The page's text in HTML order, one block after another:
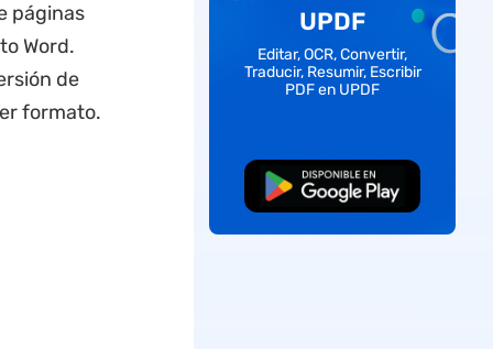
páginas
Word.
de
formato.
UPDF
Editar, OCR, Convertir,
Traducir, Resumir, Escribir
PDF en UPDF
Descarga Gratuita